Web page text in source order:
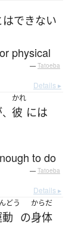
はできない
physical
— Tatoeba
Details ▸
、
かれ
彼 には
to do
— Tatoeba
Details ▸
どう
の
からだ
身体